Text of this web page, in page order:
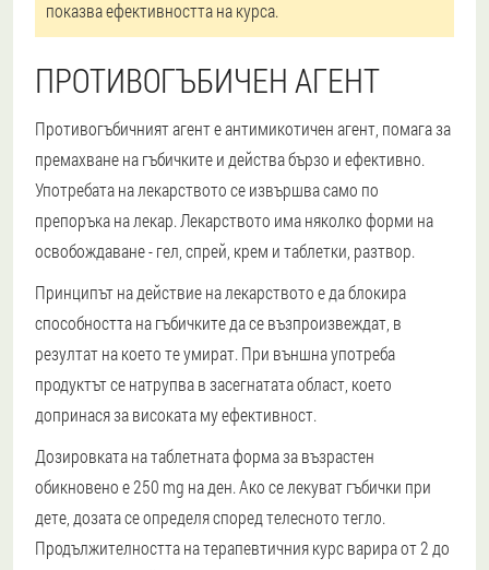
показва ефективността на курса.
ПРОТИВОГЪБИЧЕН АГЕНТ
Противогъбичният агент е антимикотичен агент, помага за
премахване на гъбичките и действа бързо и ефективно.
Употребата на лекарството се извършва само по
препоръка на лекар. Лекарството има няколко форми на
освобождаване - гел, спрей, крем и таблетки, разтвор.
Принципът на действие на лекарството е да блокира
способността на гъбичките да се възпроизвеждат, в
резултат на което те умират. При външна употреба
продуктът се натрупва в засегнатата област, което
допринася за високата му ефективност.
Дозировката на таблетната форма за възрастен
обикновено е 250 mg на ден. Ако се лекуват гъбички при
дете, дозата се определя според телесното тегло.
Продължителността на терапевтичния курс варира от 2 до